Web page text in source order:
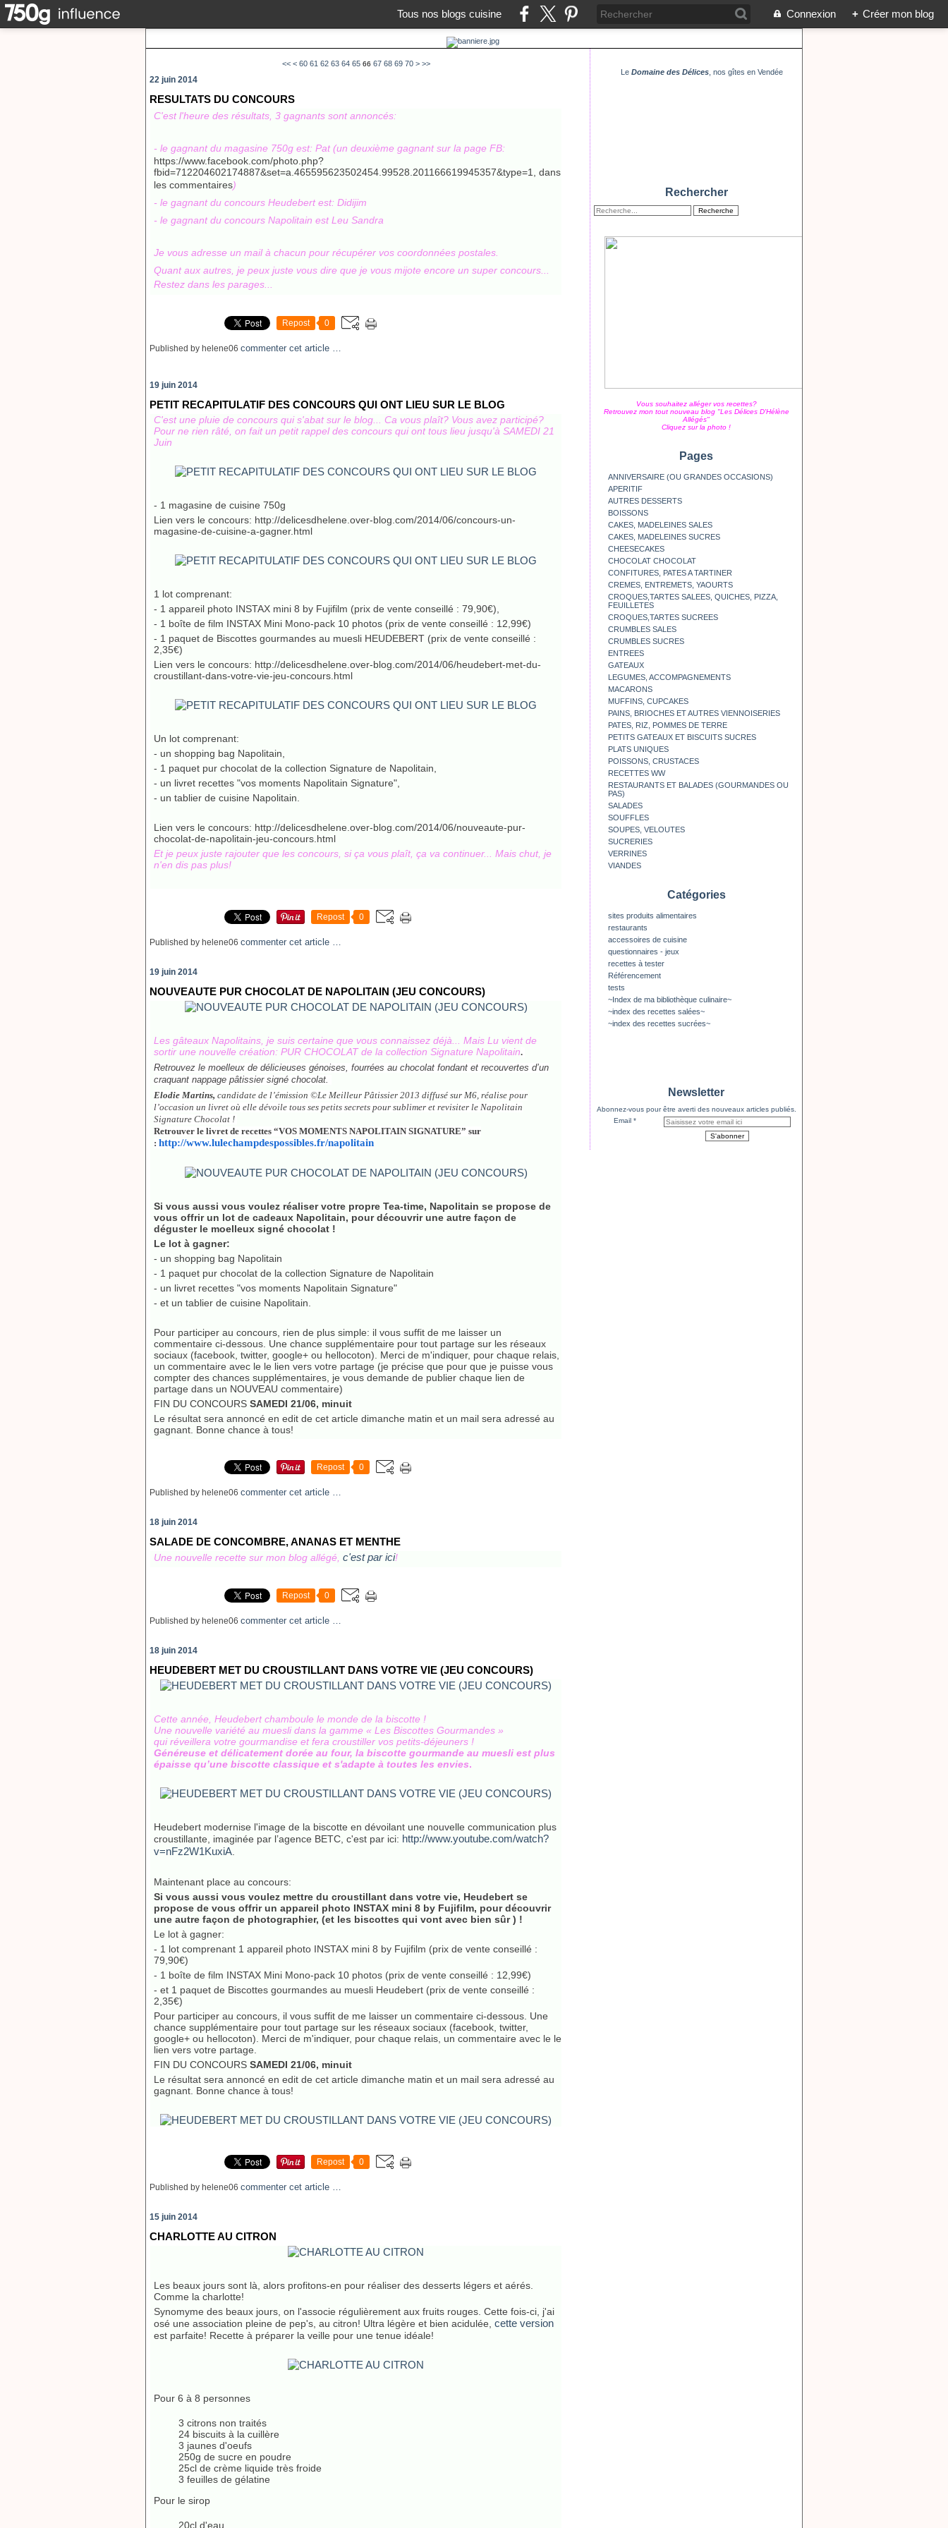
Tous nos blogs cuisine Connexion + Créer mon blog
<< < 10
20
30
40
50
60 61 62 63 64 65 66 67 68 69 70 80
90
100
200
> >>
22 juin 2014
RESULTATS DU CONCOURS
C'est l'heure des résultats, 3 gagnants sont annoncés:
- le gagnant du magasine 750g est: Pat (un deuxième gagnant sur la page FB:
https://www.facebook.com/photo.php?
fbid=712204602174887&set=a.465595623502454.99528.201166619945357&type=1, dans
les commentaires)
- le gagnant du concours Heudebert est: Didijim
- le gagnant du concours Napolitain est Leu Sandra
Je vous adresse un mail à chacun pour récupérer vos coordonnées postales.
Quant aux autres, je peux juste vous dire que je vous mijote encore un super concours...
Restez dans les parages...
Repost 0
Published by helene06 commenter cet article …
19 juin 2014
PETIT RECAPITULATIF DES CONCOURS QUI ONT LIEU SUR LE BLOG
C'est une pluie de concours qui s'abat sur le blog... Ca vous plaît? Vous avez participé?
Pour ne rien râté, on fait un petit rappel des concours qui ont tous lieu jusqu'à SAMEDI 21
Juin
- 1 magasine de cuisine 750g
Lien vers le concours: http://delicesdhelene.over-blog.com/2014/06/concours-un-
magasine-de-cuisine-a-gagner.html
1 lot comprenant:
- 1 appareil photo INSTAX mini 8 by Fujifilm (prix de vente conseillé : 79,90€),
- 1 boîte de film INSTAX Mini Mono-pack 10 photos (prix de vente conseillé : 12,99€)
- 1 paquet de Biscottes gourmandes au muesli HEUDEBERT (prix de vente conseillé :
2,35€)
Lien vers le concours: http://delicesdhelene.over-blog.com/2014/06/heudebert-met-du-
croustillant-dans-votre-vie-jeu-concours.html
Un lot comprenant:
- un shopping bag Napolitain,
- 1 paquet pur chocolat de la collection Signature de Napolitain,
- un livret recettes "vos moments Napolitain Signature",
- un tablier de cuisine Napolitain.
Lien vers le concours: http://delicesdhelene.over-blog.com/2014/06/nouveaute-pur-
chocolat-de-napolitain-jeu-concours.html
Et je peux juste rajouter que les concours, si ça vous plaît, ça va continuer... Mais chut, je
n'en dis pas plus!
Repost 0
Published by helene06 commenter cet article …
19 juin 2014
NOUVEAUTE PUR CHOCOLAT DE NAPOLITAIN (JEU CONCOURS)
Les gâteaux Napolitains, je suis certaine que vous connaissez déjà... Mais Lu vient de
sortir une nouvelle création: PUR CHOCOLAT de la collection Signature Napolitain.
Retrouvez le moelleux de délicieuses génoises, fourrées au chocolat fondant et recouvertes d’un
craquant nappage pâtissier signé chocolat.
Elodie Martins, candidate de l’émission ©Le Meilleur Pâtissier 2013 diffusé sur M6, réalise pour
l’occasion un livret où elle dévoile tous ses petits secrets pour sublimer et revisiter le Napolitain
Signature Chocolat !
Retrouver le livret de recettes “VOS MOMENTS NAPOLITAIN SIGNATURE” sur
: http://www.lulechampdespossibles.fr/napolitain
Si vous aussi vous voulez réaliser votre propre Tea-time, Napolitain se propose de
vous offrir un lot de cadeaux Napolitain, pour découvrir une autre façon de
déguster le moelleux signé chocolat !
Le lot à gagner:
- un shopping bag Napolitain
- 1 paquet pur chocolat de la collection Signature de Napolitain
- un livret recettes "vos moments Napolitain Signature"
- et un tablier de cuisine Napolitain.
Pour participer au concours, rien de plus simple: il vous suffit de me laisser un
commentaire ci-dessous. Une chance supplémentaire pour tout partage sur les réseaux
sociaux (facebook, twitter, google+ ou hellocoton). Merci de m'indiquer, pour chaque relais,
un commentaire avec le le lien vers votre partage (je précise que pour que je puisse vous
compter des chances supplémentaires, je vous demande de publier chaque lien de
partage dans un NOUVEAU commentaire)
FIN DU CONCOURS SAMEDI 21/06, minuit
Le résultat sera annoncé en edit de cet article dimanche matin et un mail sera adressé au
gagnant. Bonne chance à tous!
Repost 0
Published by helene06 commenter cet article …
18 juin 2014
SALADE DE CONCOMBRE, ANANAS ET MENTHE
​Une nouvelle recette sur mon blog allégé, c'est par ici!
Repost 0
Published by helene06 commenter cet article …
18 juin 2014
HEUDEBERT MET DU CROUSTILLANT DANS VOTRE VIE (JEU CONCOURS)
Cette année, Heudebert chamboule le monde de la biscotte !
Une nouvelle variété au muesli dans la gamme « Les Biscottes Gourmandes »
qui réveillera votre gourmandise et fera croustiller vos petits-déjeuners !
Généreuse et délicatement dorée au four, la biscotte gourmande au muesli est plus
épaisse qu’une biscotte classique et s'adapte à toutes les envies.
Heudebert modernise l'image de la biscotte en dévoilant une nouvelle communication plus
croustillante, imaginée par l’agence BETC, c'est par ici: http://www.youtube.com/watch?
v=nFz2W1KuxiA
Maintenant place au concours:
Si vous aussi vous voulez mettre du croustillant dans votre vie, Heudebert se
propose de vous offrir un appareil photo INSTAX mini 8 by Fujifilm, pour découvrir
une autre façon de photographier, (et les biscottes qui vont avec bien sûr ) !
Le lot à gagner:
- 1 lot comprenant 1 appareil photo INSTAX mini 8 by Fujifilm (prix de vente conseillé :
79,90€)
- 1 boîte de film INSTAX Mini Mono-pack 10 photos (prix de vente conseillé : 12,99€)
- et 1 paquet de Biscottes gourmandes au muesli Heudebert (prix de vente conseillé :
2,35€)
Pour participer au concours, il vous suffit de me laisser un commentaire ci-dessous. Une
chance supplémentaire pour tout partage sur les réseaux sociaux (facebook, twitter,
google+ ou hellocoton). Merci de m'indiquer, pour chaque relais, un commentaire avec le le
lien vers votre partage.
FIN DU CONCOURS SAMEDI 21/06, minuit
Le résultat sera annoncé en edit de cet article dimanche matin et un mail sera adressé au
gagnant. Bonne chance à tous!
Repost 0
Published by helene06 commenter cet article …
15 juin 2014
CHARLOTTE AU CITRON
Les beaux jours sont là, alors profitons-en pour réaliser des desserts légers et aérés.
Comme la charlotte!
Synomyme des beaux jours, on l'associe régulièrement aux fruits rouges. Cette fois-ci, j'ai
osé une association pleine de pep's, au citron! Ultra légère et bien acidulée, cette version
est parfaite! Recette à préparer la veille pour une tenue idéale!
Pour 6 à 8 personnes
3 citrons non traités
24 biscuits à la cuillère
3 jaunes d'oeufs
250g de sucre en poudre
25cl de crème liquide très froide
3 feuilles de gélatine
Pour le sirop
20cl d'eau
Le Domaine des Délices, nos gîtes en Vendée
Rechercher
Vous souhaitez alléger vos recettes?
Retrouvez mon tout nouveau blog "Les Délices D'Hélène
Allégés"
Cliquez sur la photo !
Pages
ANNIVERSAIRE (OU GRANDES OCCASIONS)
APERITIF
AUTRES DESSERTS
BOISSONS
CAKES, MADELEINES SALES
CAKES, MADELEINES SUCRES
CHEESECAKES
CHOCOLAT CHOCOLAT
CONFITURES, PATES A TARTINER
CREMES, ENTREMETS, YAOURTS
CROQUES,TARTES SALEES, QUICHES, PIZZA,
FEUILLETES
CROQUES,TARTES SUCREES
CRUMBLES SALES
CRUMBLES SUCRES
ENTREES
GATEAUX
LEGUMES, ACCOMPAGNEMENTS
MACARONS
MUFFINS, CUPCAKES
PAINS, BRIOCHES ET AUTRES VIENNOISERIES
PATES, RIZ, POMMES DE TERRE
PETITS GATEAUX ET BISCUITS SUCRES
PLATS UNIQUES
POISSONS, CRUSTACES
RECETTES WW
RESTAURANTS ET BALADES (GOURMANDES OU
PAS)
SALADES
SOUFFLES
SOUPES, VELOUTES
SUCRERIES
VERRINES
VIANDES
Catégories
sites produits alimentaires
restaurants
accessoires de cuisine
questionnaires - jeux
recettes à tester
Référencement
tests
~Index de ma bibliothèque culinaire~
~index des recettes salées~
~index des recettes sucrées~
Newsletter
Abonnez-vous pour être averti des nouveaux articles publiés.
Email